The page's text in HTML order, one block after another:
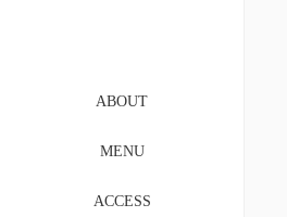
ABOUT
MENU
ACCESS